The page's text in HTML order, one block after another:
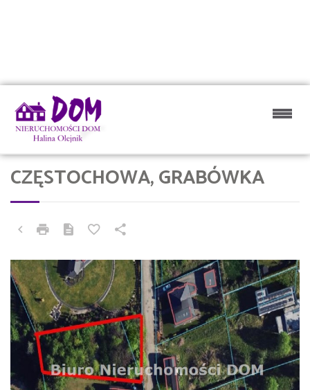
CZĘSTOCHOWA, GRABÓWKA